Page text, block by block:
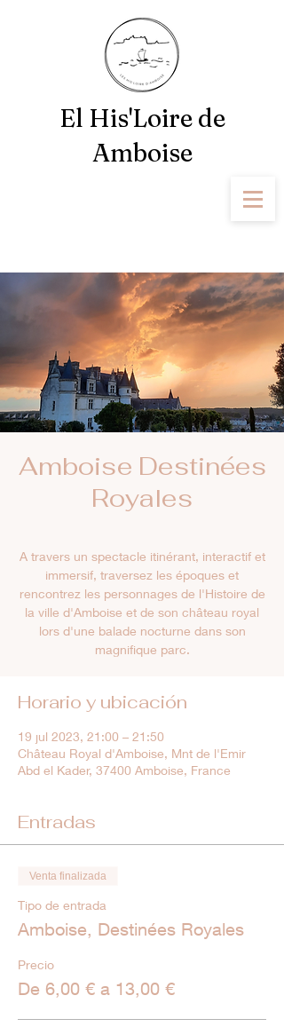
El His'Loire de
Amboise
Amboise Destinées
Royales
A travers un spectacle itinérant, interactif et
immersif, traversez les époques et
rencontrez les personnages de l'Histoire de
la ville d'Amboise et de son château royal
lors d'une balade nocturne dans son
magnifique parc.
Horario y ubicación
19 jul 2023, 21:00 – 21:50
Château Royal d'Amboise, Mnt de l'Emir
Abd el Kader, 37400 Amboise, France
Entradas
Venta finalizada
Tipo de entrada
Amboise, Destinées Royales
Precio
De 6,00 € a 13,00 €